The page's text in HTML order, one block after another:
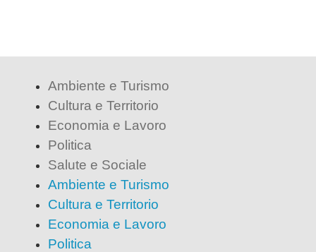
Ambiente e Turismo
Cultura e Territorio
Economia e Lavoro
Politica
Salute e Sociale
Ambiente e Turismo
Cultura e Territorio
Economia e Lavoro
Politica